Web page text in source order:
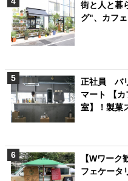
街と人と暮
グ"、カフェ
正社員 バ
マート 【
室】！製菓
【Wワーク
フェケータ